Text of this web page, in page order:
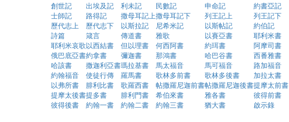
創世記 出埃及記 利未記 民數記 申命記
約書亞記
士師記
路得記 撒母耳記上撒母耳記下 列王記上
列王記下
歷代志上
歷代志下 以斯拉記 尼希米記 以斯帖記
約伯記
詩篇
箴言 傳道書 雅歌 以賽亞書
耶利米書
耶利米哀歌以西結書 但以理書 何西阿書 約珥書
阿摩司書
俄巴底亞書約拿書 彌迦書 那鴻書 哈巴谷書
西番雅書
哈該書
撒迦利亞書瑪拉基書 馬太福音 馬可福音
路加福音
約翰福音
使徒行傳 羅馬書 歌林多前書 歌林多後書
加拉太書
以弗所書
腓利比書 歌羅西書 帖撒羅尼迦前書帖撒羅尼迦後書提摩太前書
提摩太後書提多書 腓利門書 希伯來書 雅各書
彼得前書
彼得後書
約翰一書 約翰二書 約翰三書 猶大書 啟示錄